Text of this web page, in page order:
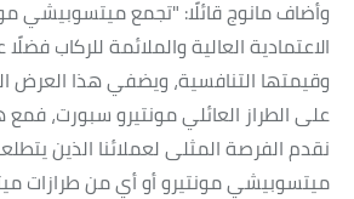
وأضاف مانوج قائلًا: "تجمع ميتسوبيشي
الاعتمادية العالية والملائمة للركاب
وقيمتها التنافسية، ويضفي هذا العرض
على الطراز العائلي مونتيرو سبورت،
نقدم الفرصة المثلى لعملائنا الذين
ميتسوبيشي مونتيرو أو أي من طرازات